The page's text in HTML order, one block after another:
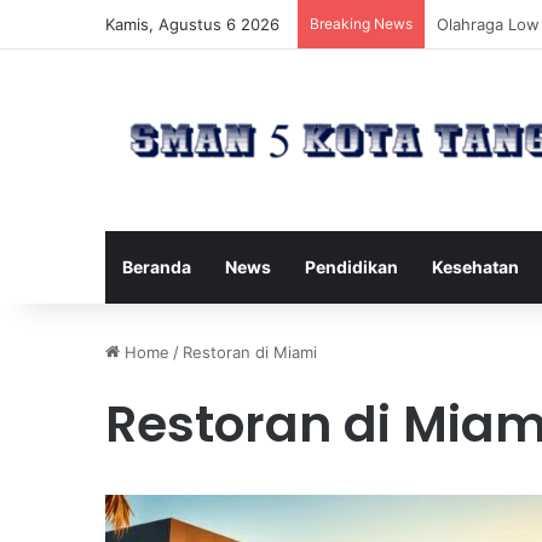
Kamis, Agustus 6 2026 Breaking News Cara
Beranda News Pendidikan Kesehatan
Home / Restoran di Miami
Restoran di